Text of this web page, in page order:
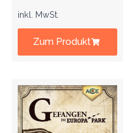
inkl. MwSt.
Zum Produkt